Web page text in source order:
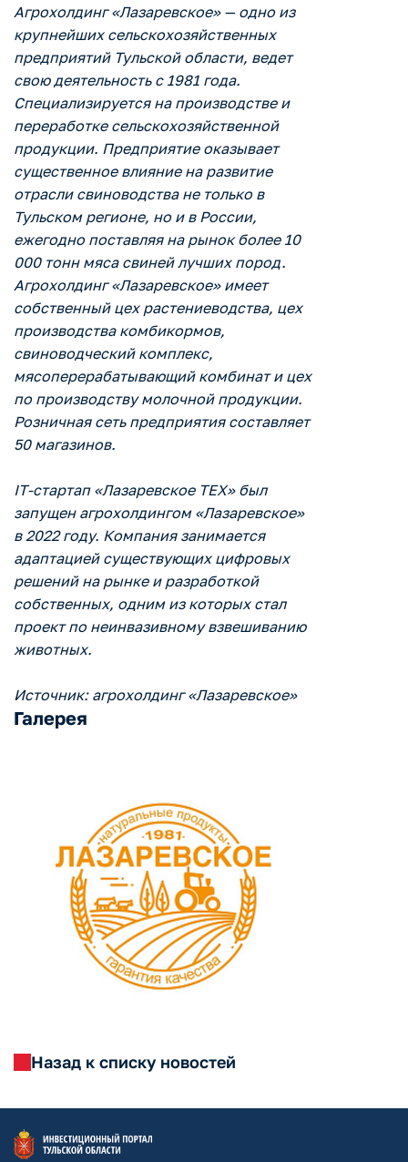
Агрохолдинг «Лазаревское» — одно из
крупнейших сельскохозяйственных
предприятий Тульской области, ведет
свою деятельность с 1981 года.
Специализируется на производстве и
переработке сельскохозяйственной
продукции. Предприятие оказывает
существенное влияние на развитие
отрасли свиноводства не только в
Тульском регионе, но и в России,
ежегодно поставляя на рынок более 10
000 тонн мяса свиней лучших пород.
Агрохолдинг «Лазаревское» имеет
собственный цех растениеводства, цех
производства комбикормов,
свиноводческий комплекс,
мясоперерабатывающий комбинат и цех
по производству молочной продукции.
Розничная сеть предприятия составляет
50 магазинов.
IT-стартап «Лазаревское ТЕХ» был
запущен агрохолдингом «Лазаревское»
в 2022 году. Компания занимается
адаптацией существующих цифровых
решений на рынке и разработкой
собственных, одним из которых стал
проект по неинвазивному взвешиванию
животных.
Источник: агрохолдинг «Лазаревское»
Галерея
Назад к списку новостей